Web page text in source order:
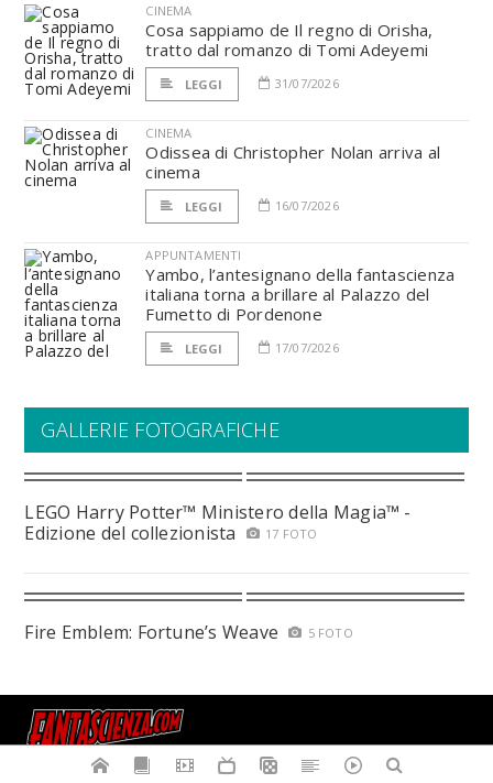
CINEMA
Cosa sappiamo de Il regno di Orisha,
tratto dal romanzo di Tomi Adeyemi
LEGGI 31/07/2026
CINEMA
Odissea di Christopher Nolan arriva al
cinema
LEGGI 16/07/2026
APPUNTAMENTI
Yambo, l’antesignano della fantascienza
italiana torna a brillare al Palazzo del
Fumetto di Pordenone
LEGGI 17/07/2026
GALLERIE FOTOGRAFICHE
LEGO Harry Potter™ Ministero della Magia™ -
Edizione del collezionista
17 FOTO
Fire Emblem: Fortune’s Weave 5 FOTO